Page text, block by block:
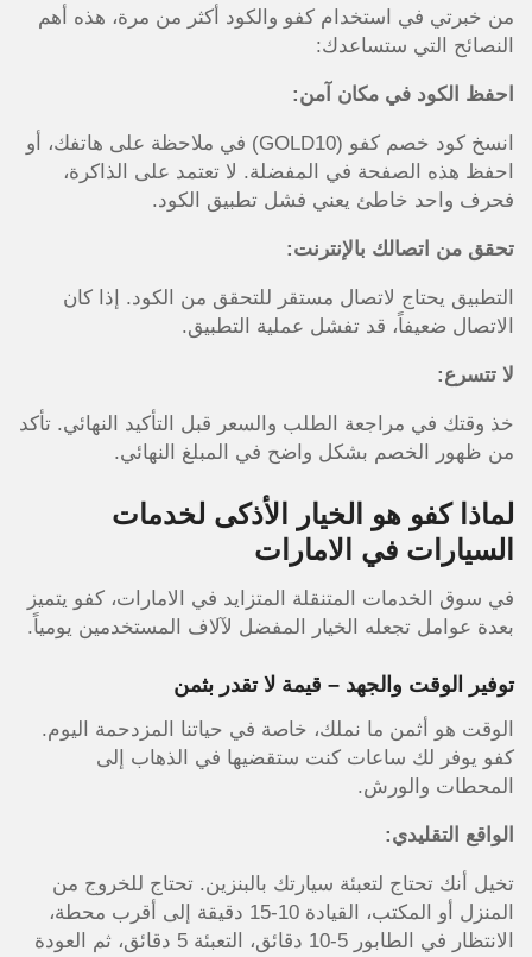
من خبرتي في استخدام كفو والكود أكثر من مرة، هذه أهم
النصائح التي ستساعدك:
احفظ الكود في مكان آمن:
انسخ كود خصم كفو (GOLD10) في ملاحظة على هاتفك، أو
احفظ هذه الصفحة في المفضلة. لا تعتمد على الذاكرة،
فحرف واحد خاطئ يعني فشل تطبيق الكود.
تحقق من اتصالك بالإنترنت:
التطبيق يحتاج لاتصال مستقر للتحقق من الكود. إذا كان
الاتصال ضعيفاً، قد تفشل عملية التطبيق.
لا تتسرع:
خذ وقتك في مراجعة الطلب والسعر قبل التأكيد النهائي. تأكد
من ظهور الخصم بشكل واضح في المبلغ النهائي.
لماذا كفو هو الخيار الأذكى لخدمات
السيارات في الامارات
في سوق الخدمات المتنقلة المتزايد في الامارات، كفو يتميز
بعدة عوامل تجعله الخيار المفضل لآلاف المستخدمين يومياً.
توفير الوقت والجهد – قيمة لا تقدر بثمن
الوقت هو أثمن ما نملك، خاصة في حياتنا المزدحمة اليوم.
كفو يوفر لك ساعات كنت ستقضيها في الذهاب إلى
المحطات والورش.
الواقع التقليدي:
تخيل أنك تحتاج لتعبئة سيارتك بالبنزين. تحتاج للخروج من
المنزل أو المكتب، القيادة 10-15 دقيقة إلى أقرب محطة،
الانتظار في الطابور 5-10 دقائق، التعبئة 5 دقائق، ثم العودة